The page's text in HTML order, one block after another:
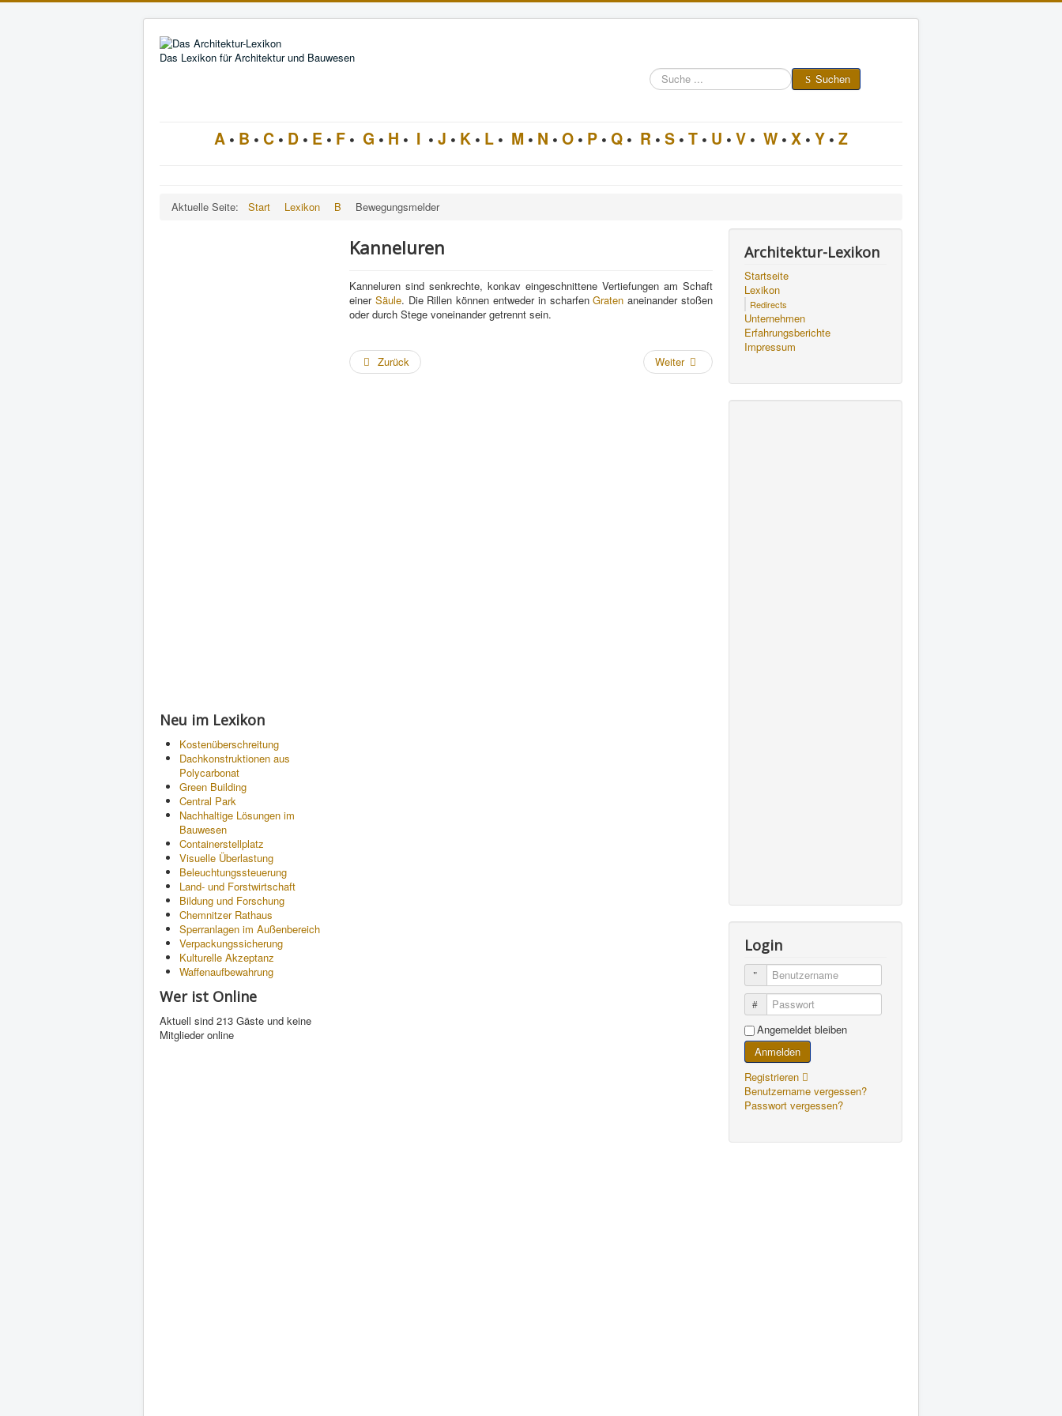
Das Lexikon für Architektur und Bauwesen
Suche
im
Suchen
A • B • C • D • E • F • G • H • I • J • K • L • M • N • O • P • Q • R • S • T • U • V • W • X • Y • Z
Aktuelle Seite: Start Lexikon B Bewegungsmelder
Neu im Lexikon
Kostenüberschreitung
Dachkonstruktionen aus
Polycarbonat
Green Building
Central Park
Nachhaltige Lösungen im
Bauwesen
Containerstellplatz
Visuelle Überlastung
Beleuchtungssteuerung
Land- und Forstwirtschaft
Bildung und Forschung
Chemnitzer Rathaus
Sperranlagen im Außenbereich
Verpackungssicherung
Kulturelle Akzeptanz
Waffenaufbewahrung
Wer ist Online
Aktuell sind 213 Gäste und keine
Mitglieder online
Kanneluren
Kanneluren sind senkrechte, konkav eingeschnittene Vertiefungen am Schaft
einer Säule. Die Rillen können entweder in scharfenGraten aneinander stoßen
oder durch Stege voneinander getrennt sein.
Zurück Weiter
Architektur-Lexikon
Startseite
Lexikon
Redirects
Unternehmen
Erfahrungsberichte
Impressum
Login
Benutzername
Passwort
Angemeldet bleiben
Anmelden
Registrieren
Benutzername vergessen?
Passwort vergessen?